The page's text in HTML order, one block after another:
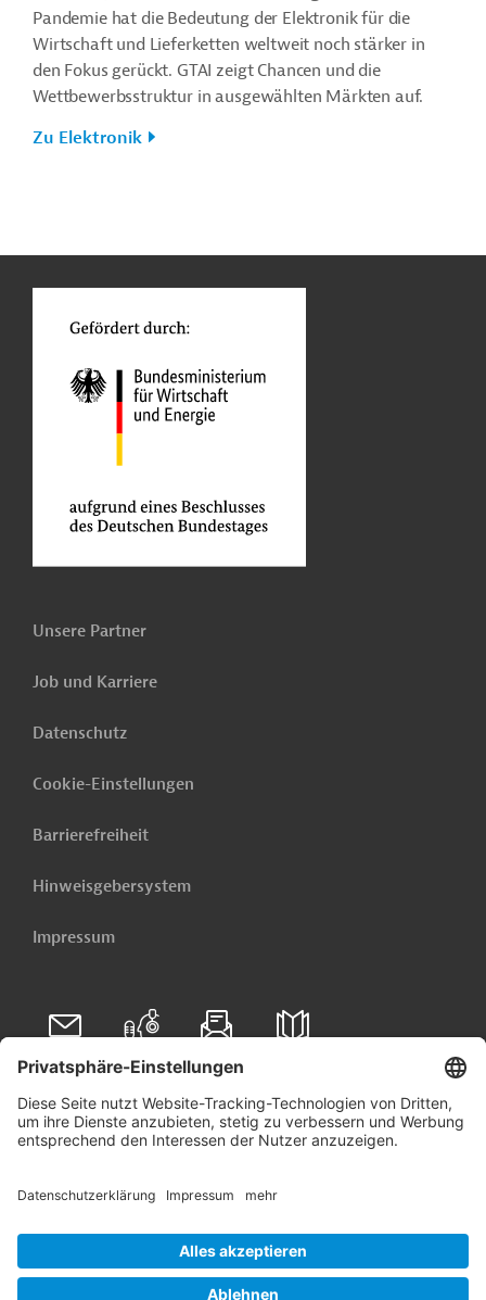
Pandemie hat die Bedeutung der Elektronik für die
Wirtschaft und Lieferketten weltweit noch stärker in
den Fokus gerückt. GTAI zeigt Chancen und die
Wettbewerbsstruktur in ausgewählten Märkten auf.
Zu Elektronik
Unsere Partner
Job und Karriere
Datenschutz
Cookie-Einstellungen
Barrierefreiheit
Hinweisgebersystem
Impressum
Folgen Sie uns auf
Linkedin
© 2026 Germany Trade & Invest